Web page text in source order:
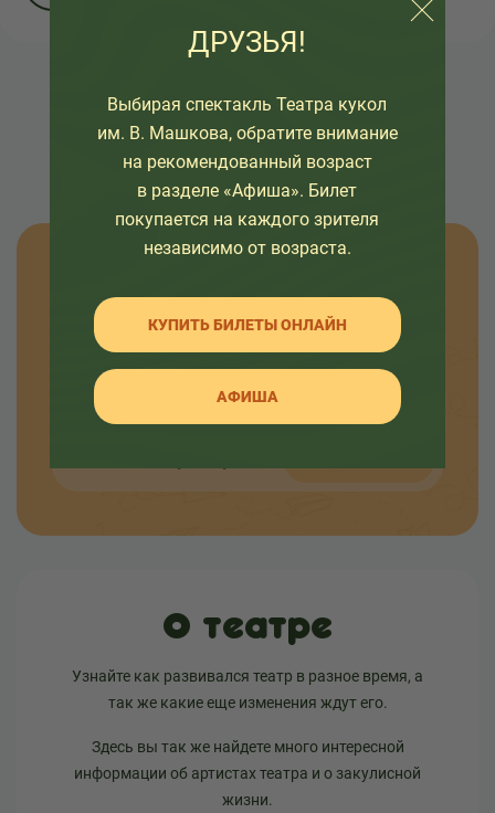
НАЗАД К СПИСКУ
Узнавайте новости
Оставьте свой емайл, чтобы узнавать первыми
интересных событиях в жизни театра.
О театре
Узнайте как развивался театр в разное время, а
так же какие еще изменения ждут его.
Здесь вы так же найдете много интересной
информации об артистах театра и о закулисной
жизни.
ДРУЗЬЯ!
Выбирая спектакль Театра кукол
им. В. Машкова, обратите внимание
на рекомендованный возраст
в разделе «Афиша». Билет
покупается на каждого зрителя
независимо от возраста.
КУПИТЬ БИЛЕТЫ ОНЛАЙН
АФИША